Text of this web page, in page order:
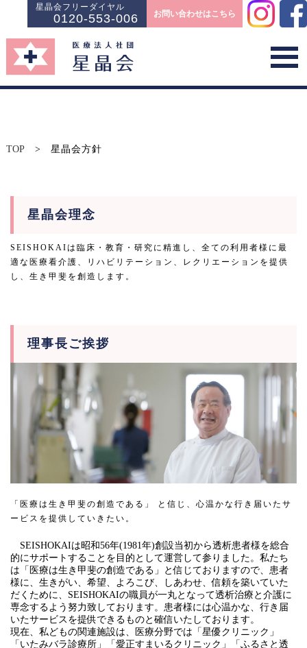
星晶会フリーダイヤル
0120-553-006 お問い合わせはこちら
TOP > 星晶会方針
星晶会理念
SEISHOKAIは臨床・教育・研究に精進し、全ての利用者様に最
適な医療看介護、リハビリテーション、レクリエーションを提供
し、生き甲斐を創造します。
理事長ご挨拶
「医療は生き甲斐の創造である」 と信じ、心温かな行き届いたサ
ービスを提供していきたい。
SEISHOKAIは昭和56年(1981年)創設当初から透析患者様を総合
的にサポートすることを目的として運営して参りました。私たち
は「医療は生き甲斐の創造である」と信じておりますので、患者
様に、生きがい、希望、よろこび、しあわせ、信頼を築いていた
だくために、SEISHOKAIの職員が一丸となって透析治療と介護に
専念するよう努力致しております。患者様には心温かな、行き届
いたサービスを提供できるものと確信いたしております。
現在、私どもの関連施設は、医療分野では「星優クリニック」
「いたみバラ診療所」「愛正すまいるクリニック」「ふるさと透